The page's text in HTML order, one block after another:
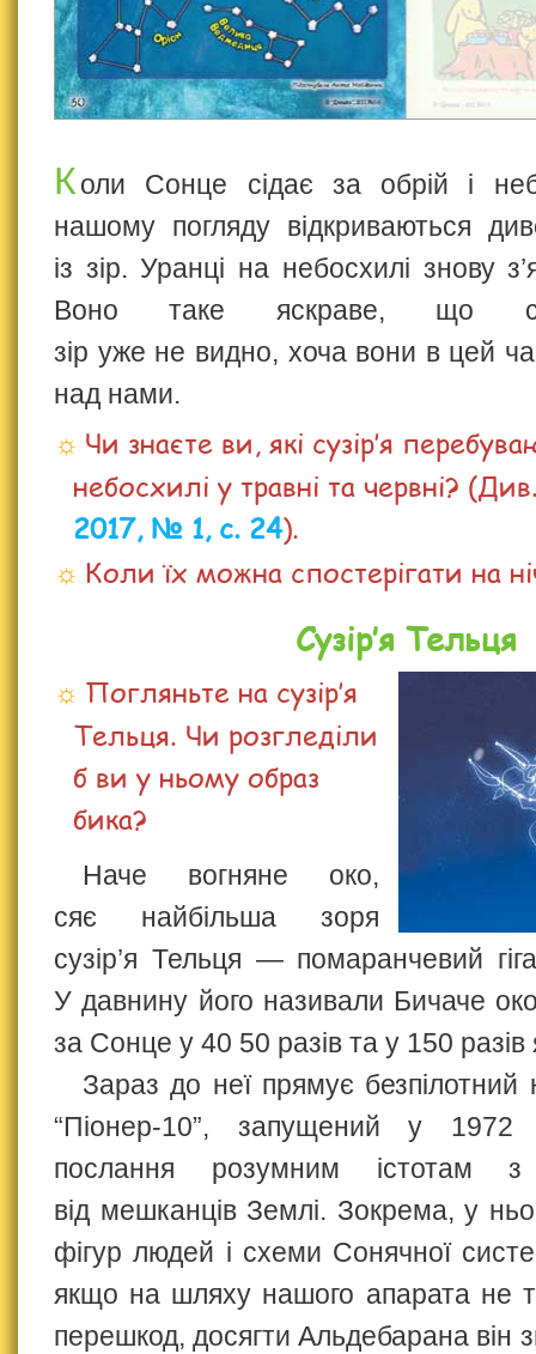
Коли Сонце сідає за обрій і
нашому погляду відкриваються
із зір. Уранці на небосхилі знову
Воно таке яскраве, що
зір уже не видно, хоча вони в цей
над нами.
Чи знаєте ви, які сузір’я
небосхилі у травні та червні?
2017, № 1, с. 24).
Коли їх можна спостерігати на
Сузір’я Тельця
Погляньте на сузір’я
Тельця. Чи розгледіли
б ви у ньому образ
бика?
Наче вогняне око,
сяє найбільша зоря
сузір’я Тельця — помаранчевий
У давнину його називали Бичаче
за Сонце у 40 50 разів та у 150 разів
Зараз до неї прямує безпілотний
“Піонер-10”, запущений у
послання розумним істотам
від мешканців Землі. Зокрема, у
фігур людей і схеми Сонячної
якщо на шляху нашого апарата не
перешкод, досягти Альдебарана він